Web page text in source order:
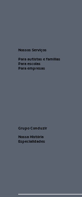
Nossos Serviços
Para autistas e famílias
Para escolas
Para empresas
Grupo Conduzir
Nossa História
Especialidades